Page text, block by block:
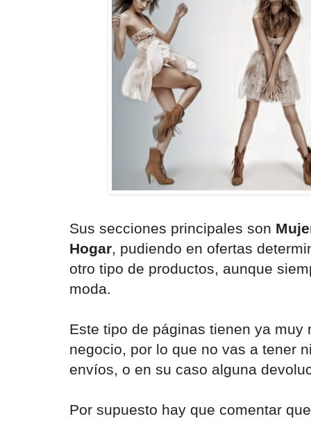
Sus secciones principales son
Hogar, pudiendo en ofertas
otro tipo de productos, aunque
moda.
Este tipo de páginas tienen ya muy
negocio, por lo que no vas a tener
envíos, o en su caso alguna
Por supuesto hay que comentar